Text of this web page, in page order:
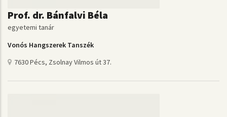
Prof. dr. Bánfalvi Béla
egyetemi tanár
Vonós Hangszerek Tanszék
7630 Pécs, Zsolnay Vilmos út 37.